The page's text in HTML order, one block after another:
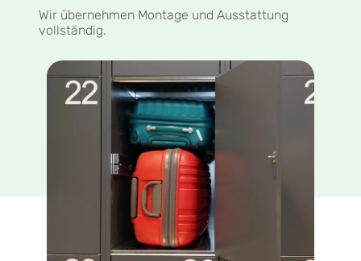
Wir übernehmen Montage und Ausstattung
vollständig.